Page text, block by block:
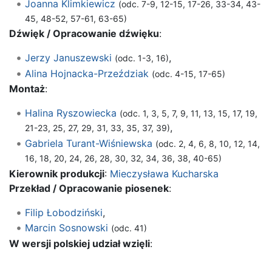
Joanna Klimkiewicz (odc. 7-9, 12-15, 17-26, 33-34, 43-
45, 48-52, 57-61, 63-65)
Dźwięk / Opracowanie dźwięku:
Jerzy Januszewski (odc. 1-3, 16),
Alina Hojnacka-Przeździak (odc. 4-15, 17-65)
Montaż:
Halina Ryszowiecka (odc. 1, 3, 5, 7, 9, 11, 13, 15, 17, 19,
21-23, 25, 27, 29, 31, 33, 35, 37, 39),
Gabriela Turant-Wiśniewska (odc. 2, 4, 6, 8, 10, 12, 14,
16, 18, 20, 24, 26, 28, 30, 32, 34, 36, 38, 40-65)
Kierownik produkcji: Mieczysława Kucharska
Przekład / Opracowanie piosenek:
Filip Łobodziński,
Marcin Sosnowski (odc. 41)
W wersji polskiej udział wzięli: